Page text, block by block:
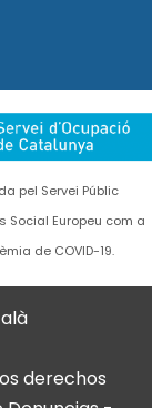
pel Servei Públic
Social Europeu com a
de COVID-19.
derechos